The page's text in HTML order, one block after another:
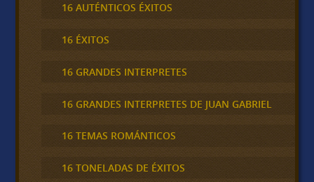
16 AUTÉNTICOS ÉXITOS
16 ÉXITOS
16 GRANDES INTERPRETES
16 GRANDES INTERPRETES DE JUAN GABRIEL
16 TEMAS ROMÁNTICOS
16 TONELADAS DE ÉXITOS